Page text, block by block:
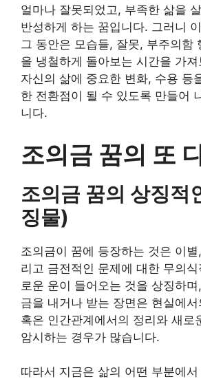
얼마나 잘못되었고, 부족한 삶을
반성하게 하는 꿈입니다. 그러니
그 동안은 모습들, 잘못, 부주의함
을 냉철하게 돌아보는 시간을 가
자신의 삶에 중요한 변화, 수용 등
한 전환점이 될 수 있도록 만들어
니다.
조의금 꿈의 또
조의금 꿈의 상징적
징물)
조의금이 꿈에 등장하는 것은 이
리고 금전적인 문제에 대한 무의
로운 운이 들어오는 것을 상징하
금을 내거나 받는 장면은 현실에
혹은 인간관계에서의 정리와 새로
암시하는 경우가 많습니다.
따라서 지금은 삶의 어떤 부분에